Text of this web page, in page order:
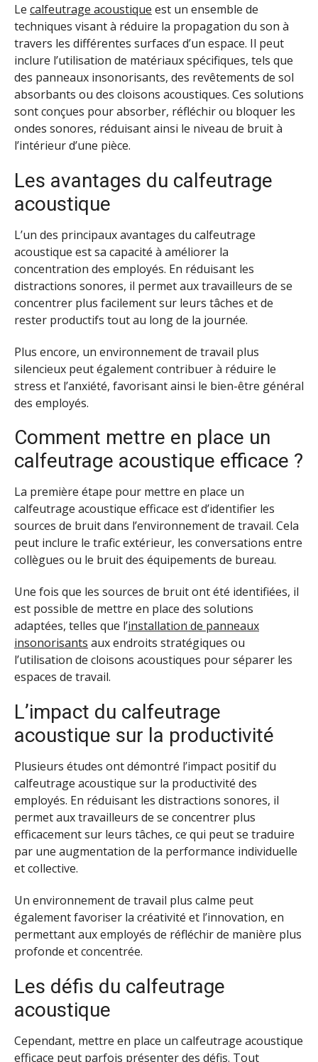
Le calfeutrage acoustique est un ensemble de
techniques visant à réduire la propagation du son à
travers les différentes surfaces d’un espace. Il peut
inclure l’utilisation de matériaux spécifiques, tels que
des panneaux insonorisants, des revêtements de sol
absorbants ou des cloisons acoustiques. Ces solutions
sont conçues pour absorber, réfléchir ou bloquer les
ondes sonores, réduisant ainsi le niveau de bruit à
l’intérieur d’une pièce.
Les avantages du calfeutrage
acoustique
L’un des principaux avantages du calfeutrage
acoustique est sa capacité à améliorer la
concentration des employés. En réduisant les
distractions sonores, il permet aux travailleurs de se
concentrer plus facilement sur leurs tâches et de
rester productifs tout au long de la journée.
Plus encore, un environnement de travail plus
silencieux peut également contribuer à réduire le
stress et l’anxiété, favorisant ainsi le bien-être général
des employés.
Comment mettre en place un
calfeutrage acoustique efficace ?
La première étape pour mettre en place un
calfeutrage acoustique efficace est d’identifier les
sources de bruit dans l’environnement de travail. Cela
peut inclure le trafic extérieur, les conversations entre
collègues ou le bruit des équipements de bureau.
Une fois que les sources de bruit ont été identifiées, il
est possible de mettre en place des solutions
adaptées, telles que l’installation de panneaux
insonorisants aux endroits stratégiques ou
l’utilisation de cloisons acoustiques pour séparer les
espaces de travail.
L’impact du calfeutrage
acoustique sur la productivité
Plusieurs études ont démontré l’impact positif du
calfeutrage acoustique sur la productivité des
employés. En réduisant les distractions sonores, il
permet aux travailleurs de se concentrer plus
efficacement sur leurs tâches, ce qui peut se traduire
par une augmentation de la performance individuelle
et collective.
Un environnement de travail plus calme peut
également favoriser la créativité et l’innovation, en
permettant aux employés de réfléchir de manière plus
profonde et concentrée.
Les défis du calfeutrage
acoustique
Cependant, mettre en place un calfeutrage acoustique
efficace peut parfois présenter des défis. Tout